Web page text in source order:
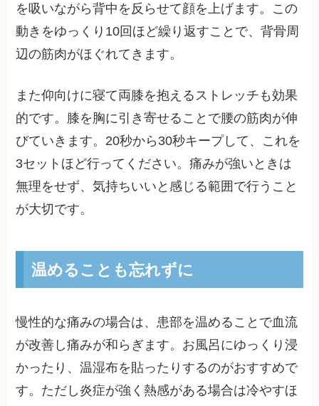
を吸いながら背中を反らせて顔を上げます。この
動きをゆっくり10回ほど繰り返すことで、背骨周
辺の筋肉がほぐれてきます。
また仰向けに寝て両膝を抱えるストレッチも効果
的です。膝を胸に引き寄せることで腰の筋肉が伸
びていきます。20秒から30秒キープして、これを
3セットほど行ってください。痛みが強いときは
無理をせず、気持ちいいと感じる範囲で行うこと
が大切です。
温めることも忘れずに
慢性的な痛みの場合は、患部を温めることで血流
が改善し痛みが和らぎます。お風呂にゆっくり浸
かったり、温湿布を貼ったりするのがおすすめで
す。ただし炎症が強く熱感がある場合は冷やすほ